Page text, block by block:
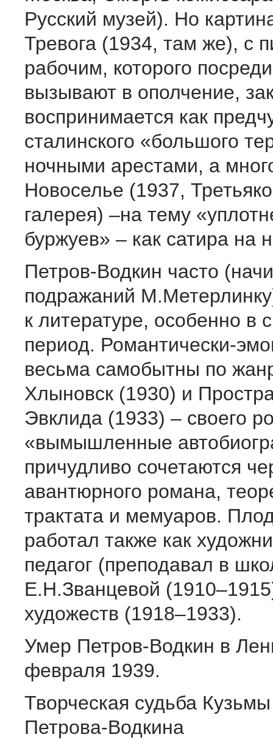
Русский музей). Но
Тревога (1934, там же), с
рабочим, которого
вызывают в ополчение,
воспринимается как
сталинского «большого
ночными арестами, а
Новоселье (1937,
галерея) –на тему
буржуев» – как сатира на
Петров-Водкин часто
подражаний
к литературе, особенно в
период. Романтически-
весьма самобытны по
Хлыновск (1930) и
Эвклида (1933) – своего
«вымышленные
причудливо сочетаются
авантюрного романа,
трактата и мемуаров.
работал также как
педагог (преподавал в
Е.Н.Званцевой
художеств (1918–1933).
Умер Петров-Водкин в
февраля 1939.
Творческая судьба
Петрова-Водкина